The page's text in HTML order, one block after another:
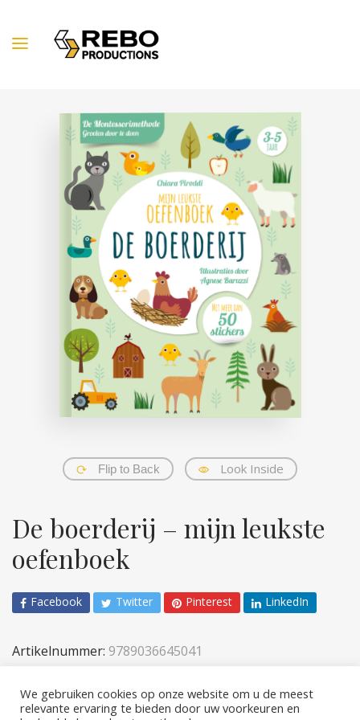
Flip to Back Look Inside
De boerderij – mijn leukste
oefenboek
Facebook Twitter Pinterest LinkedIn
Artikelnummer: 9789036645041
We gebruiken cookies op onze website om u de meest
relevante ervaring te bieden door uw voorkeuren en